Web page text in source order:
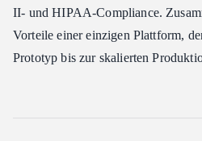
II- und HIPAA-Compliance.
Vorteile einer einzigen Plattform,
Prototyp bis zur skalierten